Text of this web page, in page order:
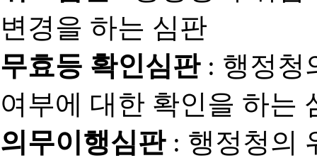
변경을 하는 심판
무효등 확인심판: 행정청
여부에 대한 확인을 하는
의무이행심판: 행정청의